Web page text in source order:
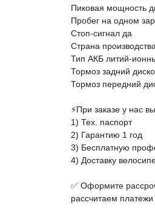
Пиковая мощность
Пробег на одном
Стоп-сигнал да
Страна
Тип АКБ литий-
Тормоз задний
Тормоз передний
⚡️При заказе у нас
1) Тех. паспорт
2) Гарантию 1 год
3) Бесплатную
4) Доставку
✅ Оформите
рассчитаем